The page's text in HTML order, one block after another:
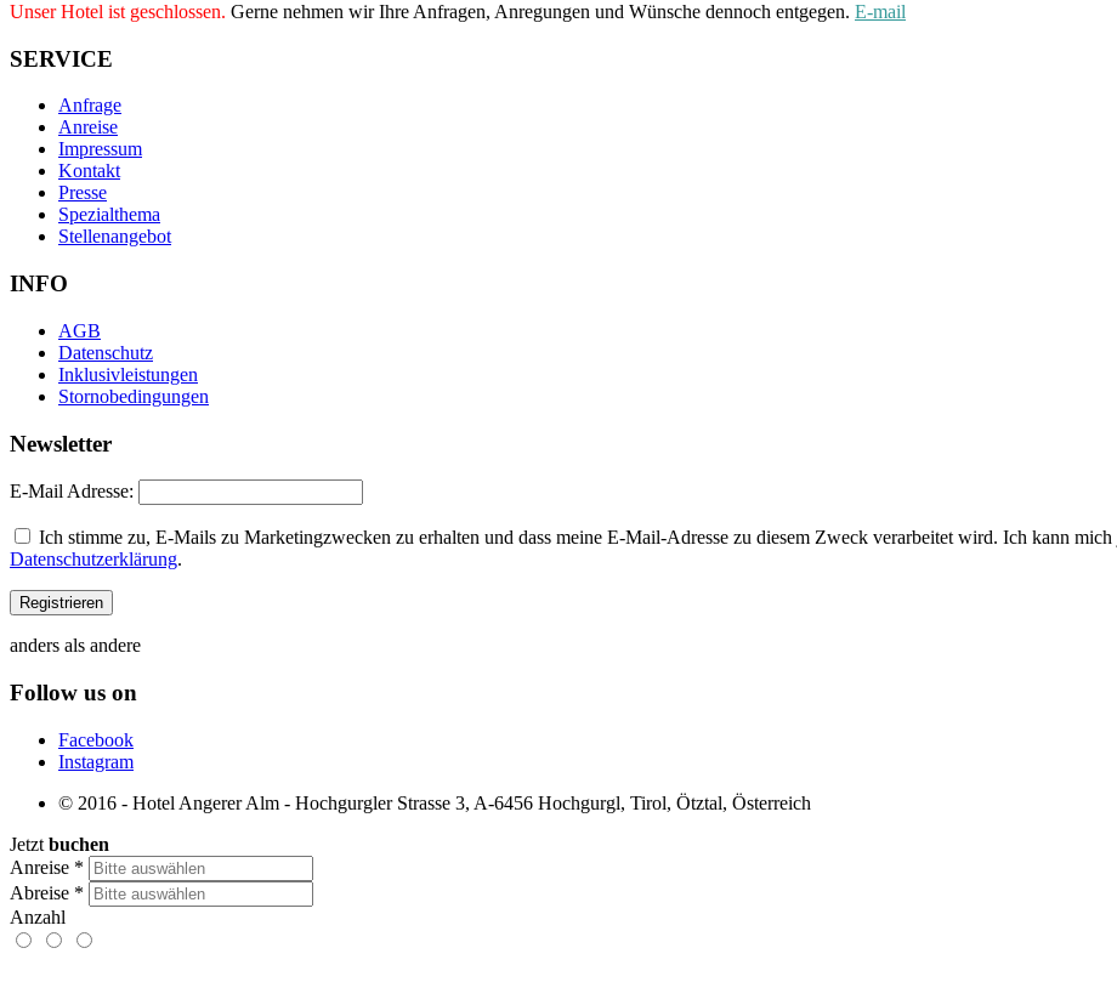
Unser Hotel ist geschlossen. Gerne nehmen wir Ihre Anfragen, Anregungen und Wünsche dennoch entgegen. E-mail
SERVICE
Anfrage
Anreise
Impressum
Kontakt
Presse
Spezialthema
Stellenangebot
INFO
AGB
Datenschutz
Inklusivleistungen
Stornobedingungen
Newsletter
E-Mail Adresse:
Ich stimme zu, E-Mails zu Marketingzwecken zu erhalten und dass meine E-Mail-Adresse zu diesem Zweck verarbeitet wird. Ich kann mich
Datenschutzerklärung.
anders als andere
Follow us on
Facebook
Instagram
© 2016 - Hotel Angerer Alm - Hochgurgler Strasse 3, A-6456 Hochgurgl, Tirol, Ötztal, Österreich
Jetzt buchen
Anreise *
Abreise *
Anzahl